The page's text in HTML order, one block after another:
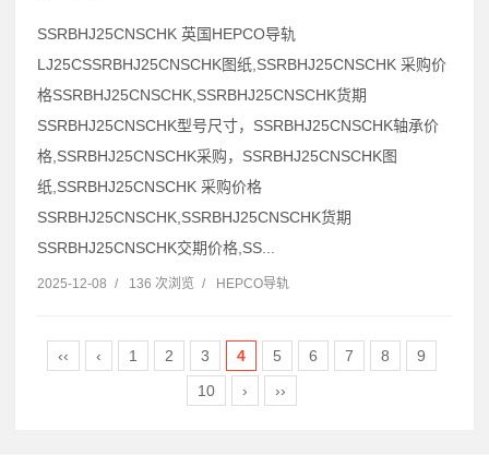
SSRBHJ25CNSCHK 英国HEPCO导轨
LJ25CSSRBHJ25CNSCHK图纸,SSRBHJ25CNSCHK 采购价
格SSRBHJ25CNSCHK,SSRBHJ25CNSCHK货期
SSRBHJ25CNSCHK型号尺寸，SSRBHJ25CNSCHK轴承价
格,SSRBHJ25CNSCHK采购，SSRBHJ25CNSCHK图
纸,SSRBHJ25CNSCHK 采购价格
SSRBHJ25CNSCHK,SSRBHJ25CNSCHK货期
SSRBHJ25CNSCHK交期价格,SS...
2025-12-08 / 136 次浏览 / HEPCO导轨
‹‹ ‹ 1 2 3 4 5 6 7 8
9
10
› ››